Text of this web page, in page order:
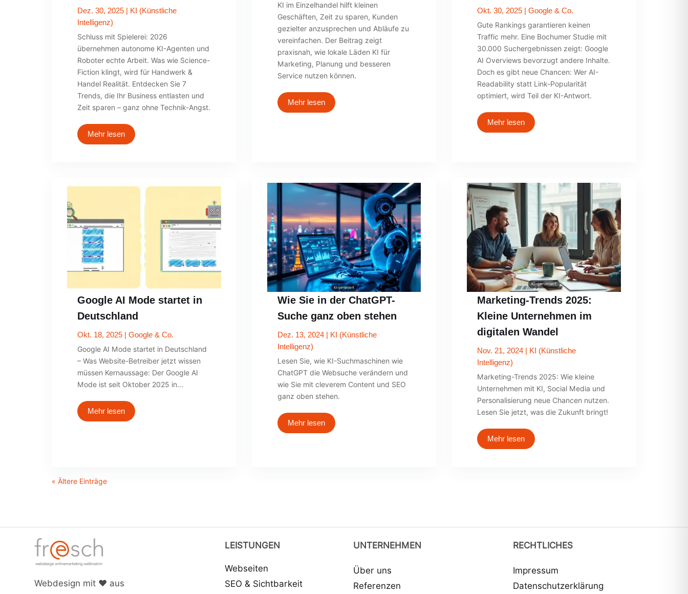
Dez. 30, 2025| KI (Künstliche
Intelligenz)
Schluss mit Spielerei: 2026
übernehmen autonome KI-Agenten und
Roboter echte Arbeit. Was wie Science-
Fiction klingt, wird für Handwerk &
Handel Realität. Entdecken Sie 7
Trends, die Ihr Business entlasten und
Zeit sparen – ganz ohne Technik-Angst.
Mehr lesen
KI im Einzelhandel hilft kleinen
Geschäften, Zeit zu sparen, Kunden
gezielter anzusprechen und Abläufe zu
vereinfachen. Der Beitrag zeigt
praxisnah, wie lokale Läden KI für
Marketing, Planung und besseren
Service nutzen können.
Mehr lesen
Okt. 30, 2025 |Google & Co.
Gute Rankings garantieren keinen
Traffic mehr. Eine Bochumer Studie mit
30.000 Suchergebnissen zeigt: Google
AI Overviews bevorzugt andere Inhalte.
Doch es gibt neue Chancen: Wer AI-
Readability statt Link-Popularität
optimiert, wird Teil der KI-Antwort.
Mehr lesen
Google AI Mode startet in
Deutschland
Okt. 18, 2025| Google & Co.
Google AI Mode startet in Deutschland
– Was Website-Betreiber jetzt wissen
müssen Kernaussage: Der Google AI
Mode ist seit Oktober 2025 in...
Mehr lesen
Wie Sie in der ChatGPT-
Suche ganz oben stehen
Dez. 13, 2024|
KI (Künstliche
Intelligenz)
Lesen Sie, wie KI-Suchmaschinen wie
ChatGPT die Websuche verändern und
wie Sie mit cleverem Content und SEO
ganz oben stehen.
Mehr lesen
Marketing-Trends 2025:
Kleine Unternehmen im
digitalen Wandel
Nov. 21, 2024
KI (Künstliche
Intelligenz)
Marketing-Trends 2025: Wie kleine
Unternehmen mit KI, Social Media und
Personalisierung neue Chancen nutzen.
Lesen Sie jetzt, was die Zukunft bringt!
Mehr lesen
« Ältere Einträge
Webdesign mit ♥ aus
LEISTUNGEN
Webseiten
SEO & Sichtbarkeit
UNTERNEHMEN
Über uns
Referenzen
RECHTLICHES
Impressum
Datenschutzerklärung